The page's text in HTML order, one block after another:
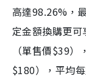
高達98.26%，
定金額換購更
（單售價$39
$180），平均